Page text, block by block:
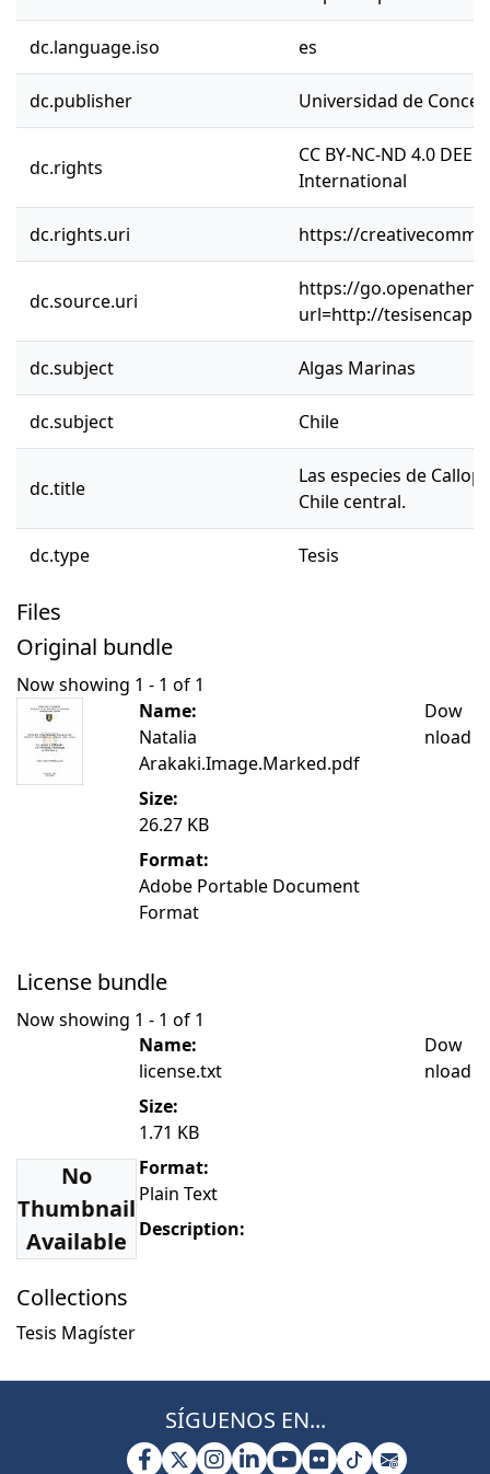
dc.language.iso es
dc.publisher Universidad de
dc.rights
CC BY-NC-ND 4.0
International
dc.rights.uri https://
dc.source.uri
https://
url=http://
dc.subject Algas Marinas
dc.subject Chile
dc.title
Las especies de
Chile central.
dc.type Tesis
Files
Original bundle
Now showing 1 - 1 of 1
Name:
Natalia
Arakaki.Image.Marked.pdf
Size:
26.27 KB
Format:
Adobe Portable Document
Format
Dow
nload
License bundle
Now showing 1 - 1 of 1
No
Thumbnail
Available
Name:
license.txt
Size:
1.71 KB
Format:
Plain Text
Description:
Dow
nload
Collections
Tesis Magíster
SÍGUENOS EN...